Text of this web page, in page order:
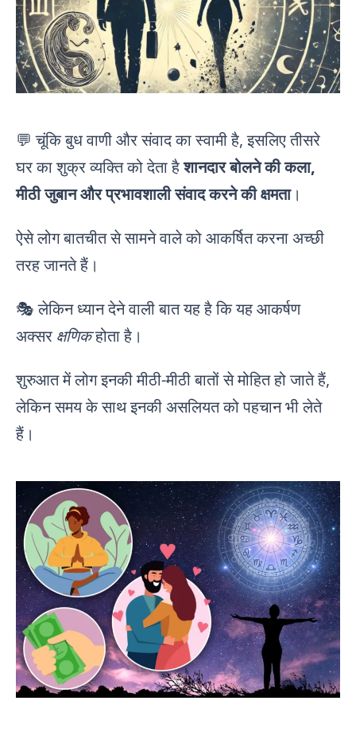
💬 चूंकि बुध वाणी और संवाद का स्वामी है, इसलिए तीसरे
घर का शुक्र व्यक्ति को देता हैशानदार बोलने की कला,
मीठी जुबान और प्रभावशाली संवाद करने की क्षमता।
ऐसे लोग बातचीत से सामने वाले को आकर्षित करना अच्छी
तरह जानते हैं।
🎭 लेकिन ध्यान देने वाली बात यह है कि यह आकर्षण
अक्सर क्षणिकहोता है।
शुरुआत में लोग इनकी मीठी-मीठी बातों से मोहित हो जाते हैं,
लेकिन समय के साथ इनकी असलियत को पहचान भी लेते
हैं।